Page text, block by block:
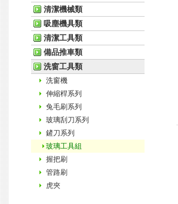
清潔機械類
吸塵機具類
清潔工具類
備品推車類
洗窗工具類
洗窗機
伸縮桿系列
兔毛刷系列
玻璃刮刀系列
鏟刀系列
玻璃工具組
握把刷
管路刷
虎夾